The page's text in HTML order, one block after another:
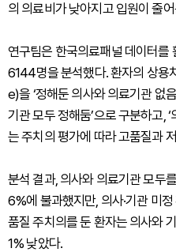
의 의료비가 낮아지고 입원이 줄
연구팀은 한국의료패널 데이터
6144명을 분석했다. 환자의 상
e)을 ‘정해둔 의사와 의료기관 없음
기관 모두 정해둠’으로 구분하고,
는 주치의 평가에 따라 고품질과
분석 결과, 의사와 의료기관 모두
6%에 불과했지만, 의사·기관 미
품질 주치의를 둔 환자는 의사와
1% 낮았다.